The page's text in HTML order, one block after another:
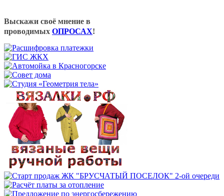
Выскажи своё мнение в
проводимых ОПРОСАХ!